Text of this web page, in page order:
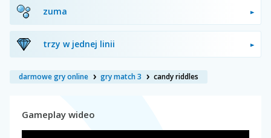
zuma
trzy w jednej linii
darmowe gry online gry match 3 candy riddles
Gameplay wideo